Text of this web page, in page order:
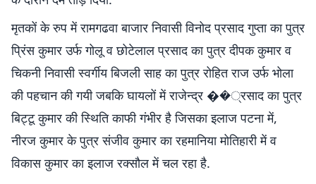
मृतकों के रुप में रामगढवा बाजार निवासी विनोद प्रसाद गुप्ता का पुत्र
प्रिंस कुमार उर्फ गोलू व छोटेलाल प्रसाद का पुत्र दीपक कुमार व
चिकनी निवासी स्वर्गीय बिजली साह का पुत्र रोहित राज उर्फ भोला
की पहचान की गयी जबकि घायलों में राजेन्द्र ��्रसाद का पुत्र
बिट्टू कुमार की स्थिति काफी गंभीर है जिसका इलाज पटना में,
नीरज कुमार के पुत्र संजीव कुमार का रहमानिया मोतिहारी में व
विकास कुमार का इलाज रक्सौल में चल रहा है.